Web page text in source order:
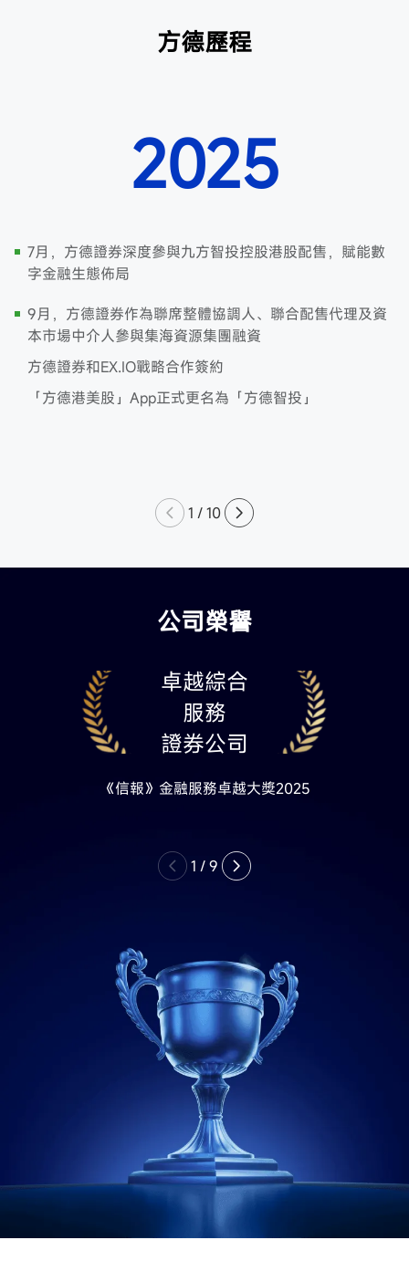
方德歷程
2025
7月，方德證券深度參與九方智投控股港股配售，賦能數
字金融生態佈局
9月，方德證券作為聯席整體協調人、聯合配售代理及資
本市場中介人參與集海資源集團融資
方德證券和EX.IO戰略合作簽約
「方德港美股」App正式更名為「方德智投」
1 /10
公司榮譽
卓越綜合
服務
證券公司
《信報》金融服務卓越大獎2025
1 /9